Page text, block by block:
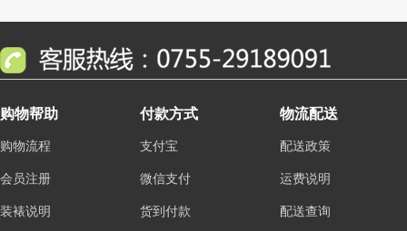
购物帮助
购物流程
会员注册
装裱说明
付款方式
支付宝
微信支付
货到付款
物流配送
配送政策
运费说明
配送查询